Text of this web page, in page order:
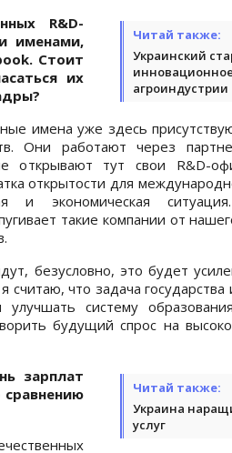
Читай также:
Украинский
агроиндустрии
R&D-
именами,
Стоит
их
имена уже здесь
Они работают через
тут свои R&D-
открытости для
и экономическая
такие компании от
безусловно, это будет
что задача
систему
будущий спрос на
Читай также:
Украина
услуг
зарплат
сравнению